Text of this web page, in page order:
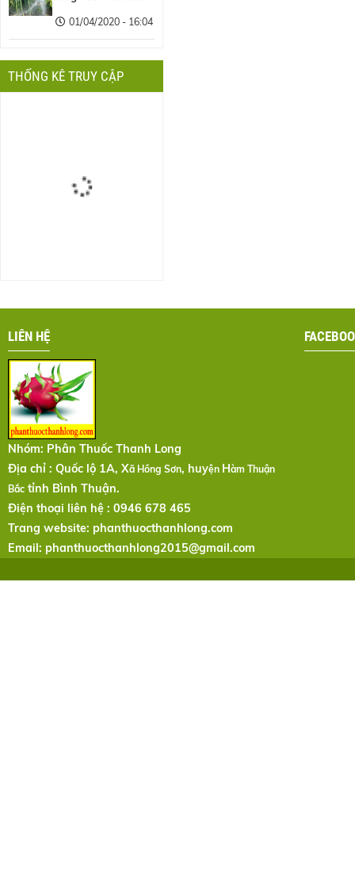
01/04/2020 - 16:04
THỐNG KÊ TRUY CẬP
LIÊN HỆ
Nhóm: Phân Thuốc Thanh Long
Địa chỉ : Quốc lộ 1A, Xã Hồng Sơn, huyện Hàm Thuận
Bắc tỉnh Bình Thuận.
Điện thoại liên hệ : 0946 678 465
Trang website: phanthuocthanhlong.com
Email: phanthuocthanhlong2015@gmail.com